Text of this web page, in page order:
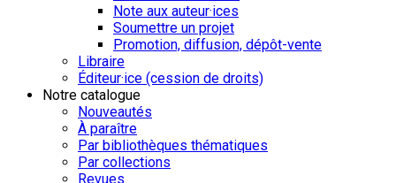
Note aux auteur·ices
Soumettre un projet
Promotion, diffusion, dépôt-vente
Libraire
Éditeur·ice (cession de droits)
Notre catalogue
Nouveautés
À paraître
Par bibliothèques thématiques
Par collections
Revues